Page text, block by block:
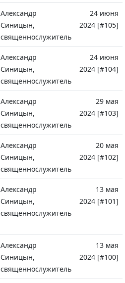
Александр
Синицын,
священнослужитель
24 июня
2024 [#105]
Александр
Синицын,
священнослужитель
24 июня
2024 [#104]
Александр
Синицын,
священнослужитель
29 мая
2024 [#103]
Александр
Синицын,
священнослужитель
20 мая
2024 [#102]
Александр
Синицын,
священнослужитель
13 мая
2024 [#101]
Александр
Синицын,
священнослужитель
13 мая
2024 [#100]